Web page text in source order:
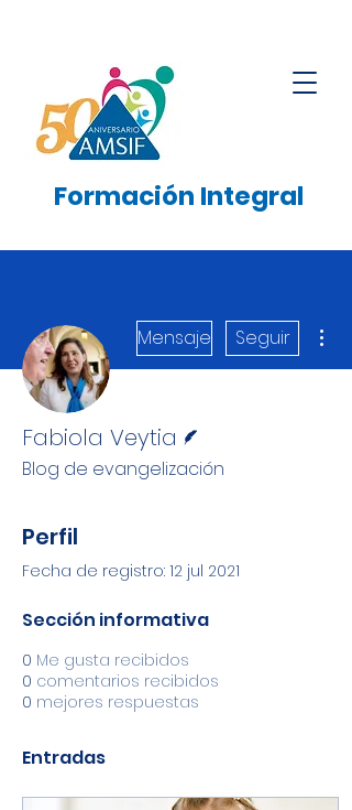
Formación Integral
Mensaje Seguir
Fabiola Veytia
Blog de evangelización
Perfil
Fecha de registro: 12 jul 2021
Sección informativa
0 Me gusta recibidos
0 comentarios recibidos
0 mejores respuestas
Entradas